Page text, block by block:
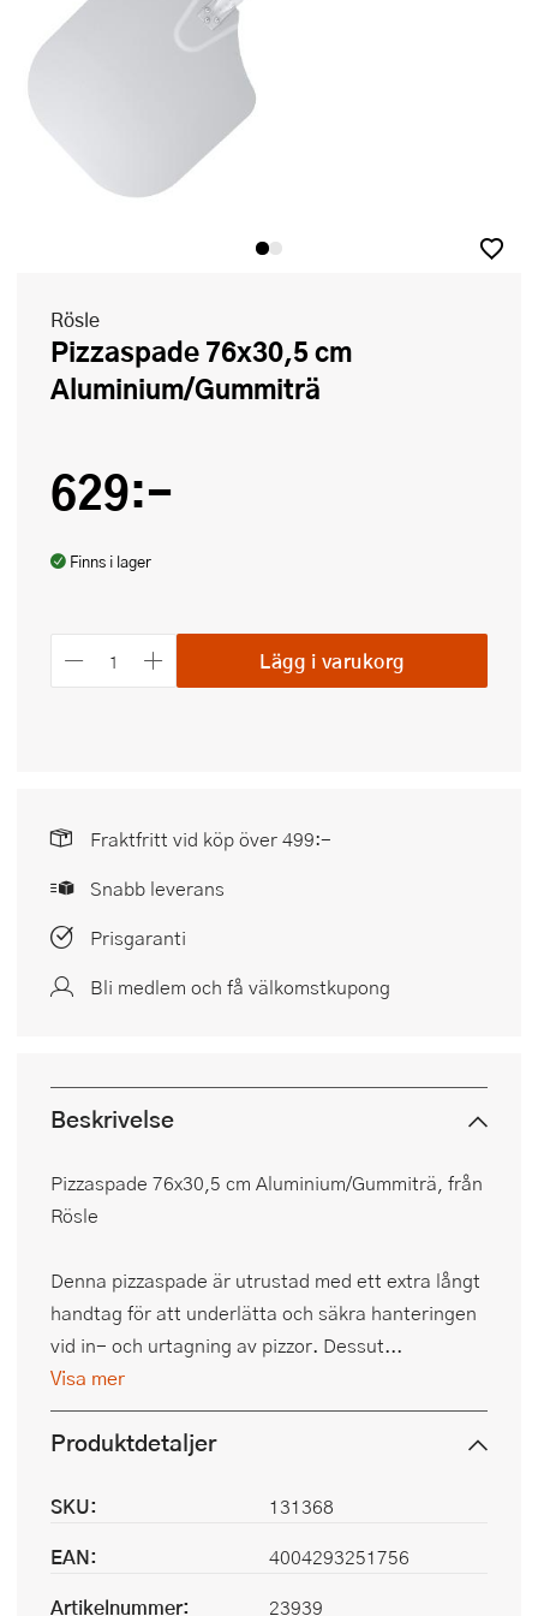
Rösle
Pizzaspade 76x30,5 cm
Aluminium/Gummiträ
629:-
Finns i lager
Lägg i varukorg
Fraktfritt vid köp över 499:-
Snabb leverans
Prisgaranti
Bli medlem och få välkomstkupong
Beskrivelse
Pizzaspade 76x30,5 cm Aluminium/Gummiträ, från
Rösle
Denna pizzaspade är utrustad med ett extra långt
handtag för att underlätta och säkra hanteringen
vid in- och urtagning av pizzor. Dessut...
Visa mer
Produktdetaljer
SKU:
131368
EAN:
4004293251756
Artikelnummer:
23939